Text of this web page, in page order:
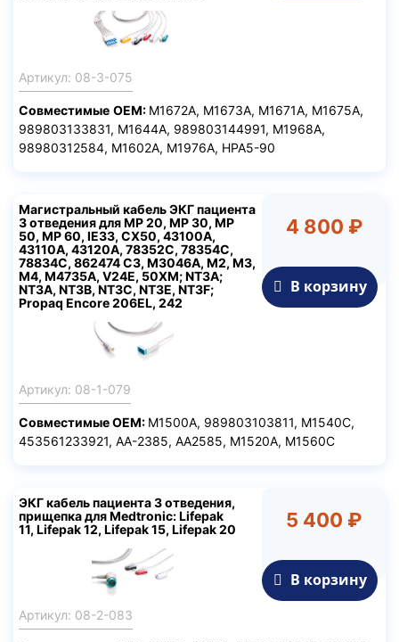
Артикул: 08-3-075
Совместимые ОЕМ: M1672A, M1673A, M1671A, M1675A,
989803133831, M1644A, 989803144991, M1968A,
98980312584, M1602A, M1976A, HPA5-90
4 800 ₽
В корзину
Магистральный кабель ЭКГ пациента
3 отведения для MP 20, MP 30, MP
50, MP 60, IE33, CX50, 43100A,
43110A, 43120A, 78352C, 78354C,
78834C, 862474 C3, М3046А, M2, M3,
M4, M4735A, V24E, 50XM; NT3A;
NT3A, NT3B, NT3C, NT3E, NT3F;
Propaq Encore 206EL, 242
Артикул: 08-1-079
Совместимые ОЕМ: M1500A, 989803103811, M1540C,
453561233921, AA-2385, AA2585, M1520A, M1560C
5 400 ₽
В корзину
ЭКГ кабель пациента 3 отведения,
прищепка для Medtronic: Lifepak
11, Lifepak 12, Lifepak 15, Lifepak 20
Артикул: 08-2-083